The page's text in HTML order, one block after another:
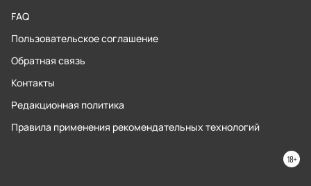
FAQ
Пользовательское соглашение
Обратная связь
Контакты
Редакционная политика
Правила применения рекомендательных технологий